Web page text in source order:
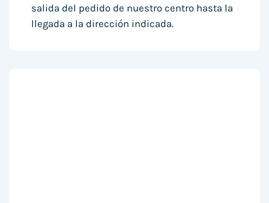
salida del pedido de nuestro centro hasta la
llegada a la dirección indicada.